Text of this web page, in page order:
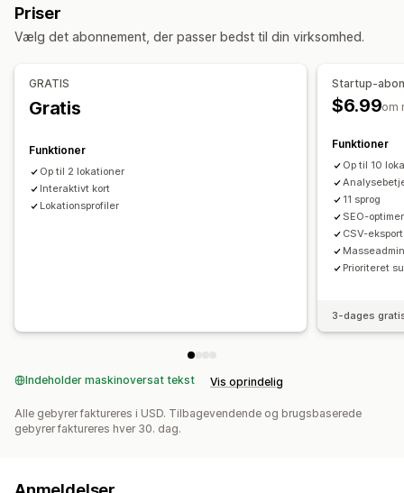
Tilpasset branding
Dynamisk på mobil
Geolokation
Priser
Vælg det abonnement, der passer bedst til din virksomhed.
GRATIS
Gratis
Funktioner
Op til 2 lokationer
Interaktivt kort
Lokationsprofiler
Startup-
$6.99om
Funktioner
Op til 10
11 sprog
SEO-
CSV-eksport
Prioriteret
3-dages
Indeholder maskinoversat tekst Vis oprindelig
Alle gebyrer faktureres i USD. Tilbagevendende og brugsbaserede
gebyrer faktureres hver 30. dag.